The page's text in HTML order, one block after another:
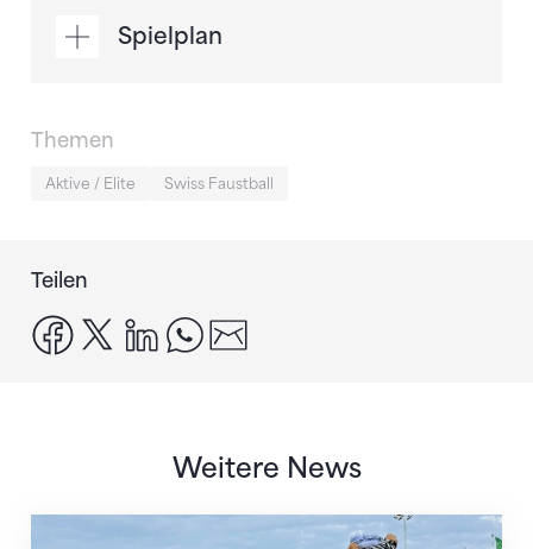
Spielplan
Themen
Aktive / Elite Swiss Faustball
Teilen
facebook
x linkedinwhatsapp
Weitere News
IFA-Awards an Schweizer Faustball-Vertreter*innen